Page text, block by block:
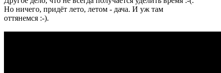
Но ничего, придёт лето, летом - дача. И уж там
оттянемся :-).